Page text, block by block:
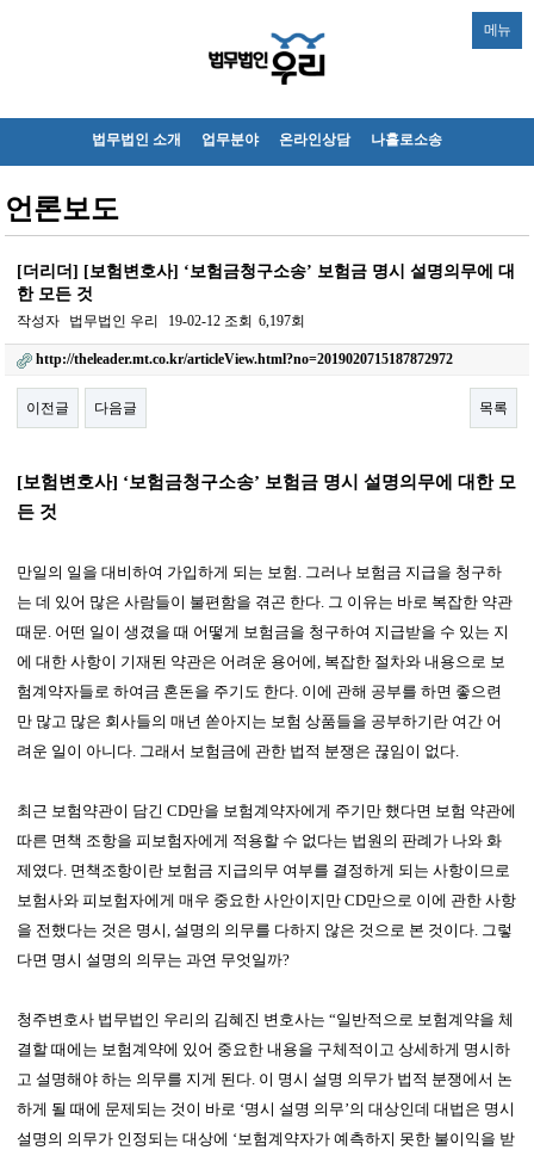
메뉴
법무법인 소개 업무분야 온라인상담 나홀로소송
언론보도
[더리더] [보험변호사] ‘보험금청구소송’ 보험금 명시 설명의무에 대
한 모든 것
작성자 법무법인 우리 19-02-12 조회 6,197회
http://theleader.mt.co.kr/articleView.html?no=2019020715187872972
이전글 다음글 목록
[보험변호사] ‘보험금청구소송’ 보험금 명시 설명의무에 대한 모
든 것
만일의 일을 대비하여 가입하게 되는 보험. 그러나 보험금 지급을 청구하
는 데 있어 많은 사람들이 불편함을 겪곤 한다. 그 이유는 바로 복잡한 약관
때문. 어떤 일이 생겼을 때 어떻게 보험금을 청구하여 지급받을 수 있는 지
에 대한 사항이 기재된 약관은 어려운 용어에, 복잡한 절차와 내용으로 보
험계약자들로 하여금 혼돈을 주기도 한다. 이에 관해 공부를 하면 좋으련
만 많고 많은 회사들의 매년 쏟아지는 보험 상품들을 공부하기란 여간 어
려운 일이 아니다. 그래서 보험금에 관한 법적 분쟁은 끊임이 없다.
최근 보험약관이 담긴 CD만을 보험계약자에게 주기만 했다면 보험 약관에
따른 면책 조항을 피보험자에게 적용할 수 없다는 법원의 판례가 나와 화
제였다. 면책조항이란 보험금 지급의무 여부를 결정하게 되는 사항이므로
보험사와 피보험자에게 매우 중요한 사안이지만 CD만으로 이에 관한 사항
을 전했다는 것은 명시, 설명의 의무를 다하지 않은 것으로 본 것이다. 그렇
다면 명시 설명의 의무는 과연 무엇일까?
청주변호사 법무법인 우리의 김혜진 변호사는 “일반적으로 보험계약을 체
결할 때에는 보험계약에 있어 중요한 내용을 구체적이고 상세하게 명시하
고 설명해야 하는 의무를 지게 된다. 이 명시 설명 의무가 법적 분쟁에서 논
하게 될 때에 문제되는 것이 바로 ‘명시 설명 의무’의 대상인데 대법은 명시
설명의 의무가 인정되는 대상에 ‘보험계약자가 예측하지 못한 불이익을 받